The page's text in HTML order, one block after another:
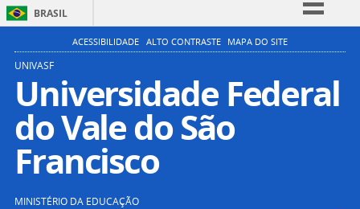
BRASIL
Simplifique!
Participe
Acesso à informação
Legislação
ACESSIBILIDADE ALTO CONTRASTE MAPA DO SITE
UNIVASF
Universidade Federal
do Vale do São
Francisco
MINISTÉRIO DA EDUCAÇÃO